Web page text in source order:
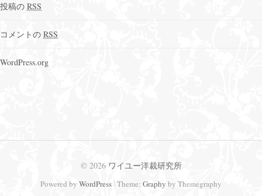
投稿の RSS
コメントの RSS
WordPress.org
© 2026 ワイユー洋裁研究所
Powered by WordPress | Theme: Graphy by Themegraphy